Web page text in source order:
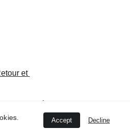
et
Accept Decline